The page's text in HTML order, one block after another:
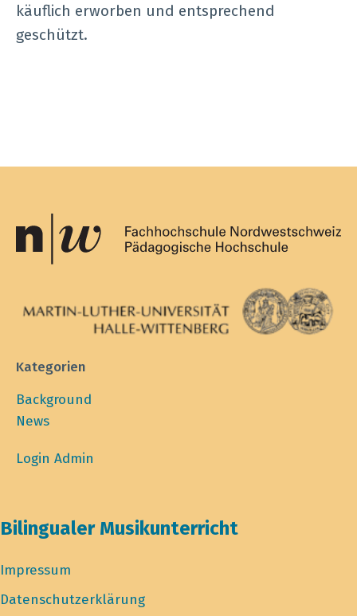
käuflich erworben und entsprechend
geschützt.
Kategorien
Background
News
Login Admin
Bilingualer Musikunterricht
Impressum
Datenschutzerklärung